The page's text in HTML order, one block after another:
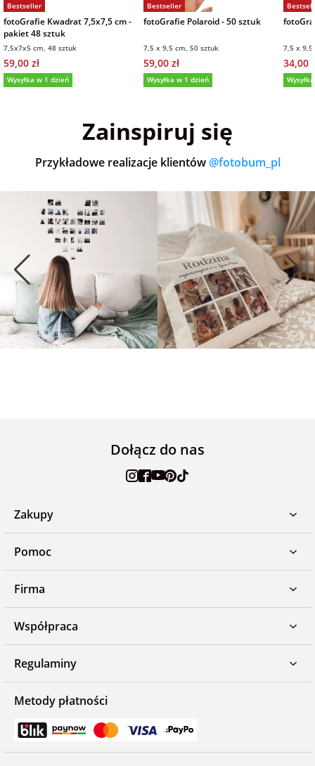
Bestseller
fotoGrafie Kwadrat 7,5x7,5 cm -
pakiet 48 sztuk
7,5x7x5 cm, 48 sztuk
59,00 zł
Wysyłka w 1 dzień
Bestseller
fotoGrafie Polaroid - 50 sztuk
7,5 x 9,5 cm, 50 sztuk
59,00 zł
Wysyłka w 1 dzień
7,5 x
34,00
Zainspiruj się
Przykładowe realizacje klientów @fotobum_pl
Dołącz do nas
Zakupy
Pomoc
Firma
Współpraca
Regulaminy
Metody płatności